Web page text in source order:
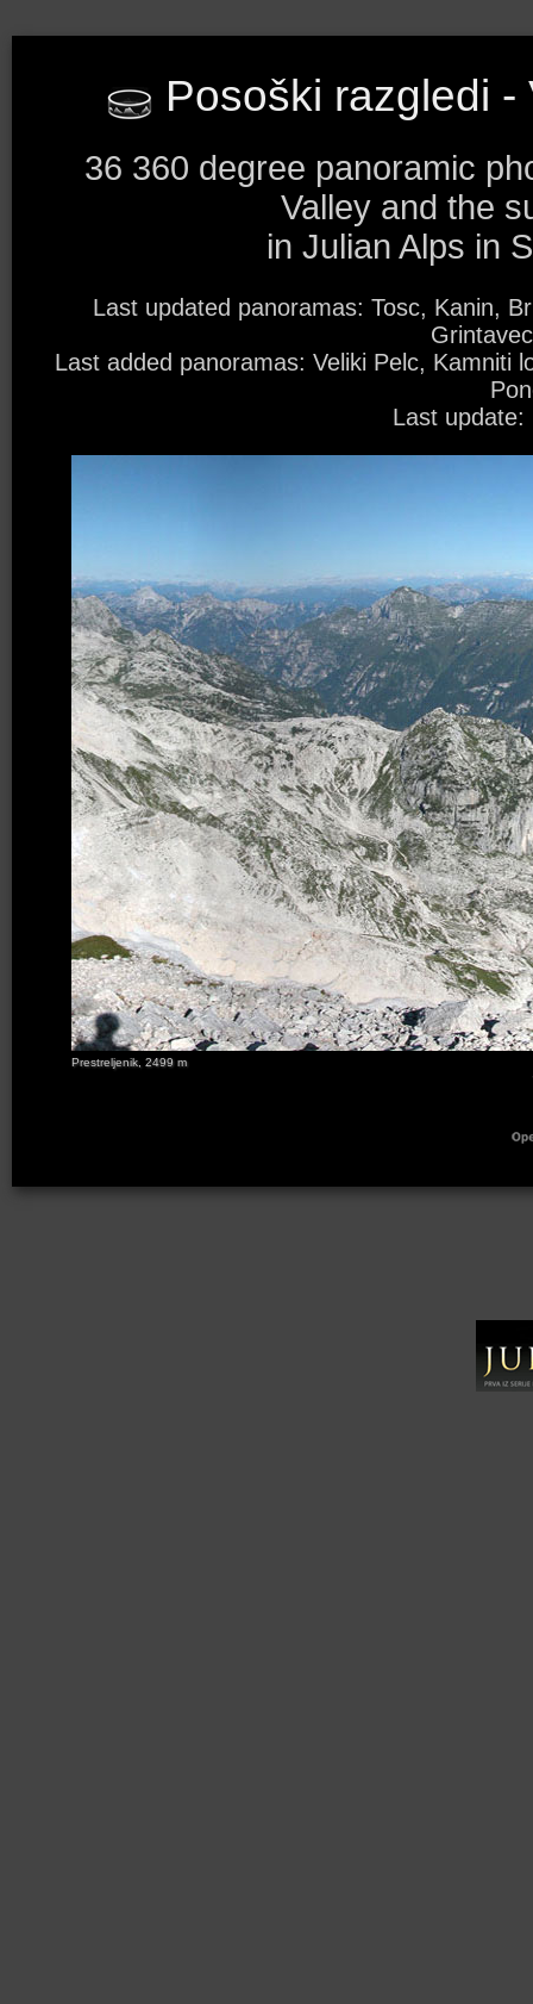
Posoški razgledi
36 360 degree panoramic
Valley and the
in Julian Alps in
Last updated panoramas: Tosc, Kanin,
Last added panoramas: Veliki Pelc, Kamniti
Last update:
Prestreljenik, 2499 m